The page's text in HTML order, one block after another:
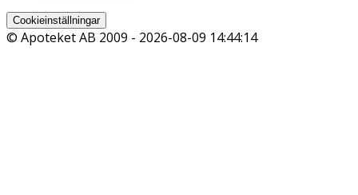
Cookieinställningar
© Apoteket AB 2009 - 2026-08-09 14:44:14